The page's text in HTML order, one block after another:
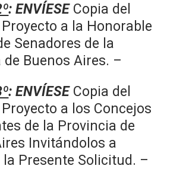
: ENVÍESECopia del
a la Honorable
Senadores de la
Buenos Aires. –
: ENVÍESECopia del
a los Concejos
de la Provincia de
Invitándolos a
Presente Solicitud. –